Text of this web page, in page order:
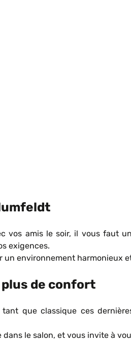
vos amis le soir, il vous faut
exigences.
environnement harmonieux
de confort
que classique ces
le salon, et vous invite à